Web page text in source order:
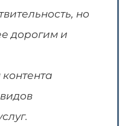
но
дорогим и